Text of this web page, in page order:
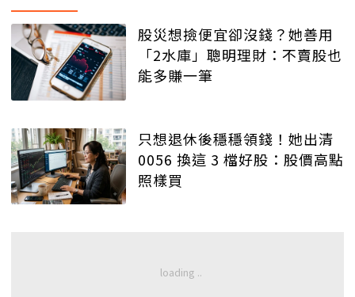
股災想撿便宜卻沒錢？她善用
「2水庫」聰明理財：不賣股也
能多賺一筆
只想退休後穩穩領錢！她出清
0056 換這 3 檔好股：股價高點
照樣買